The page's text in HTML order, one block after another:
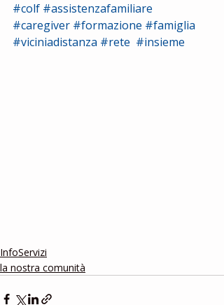
#colf #assistenzafamiliare
#caregiver #formazione #famiglia
#viciniadistanza #rete #insieme
InfoServizi
la nostra comunità